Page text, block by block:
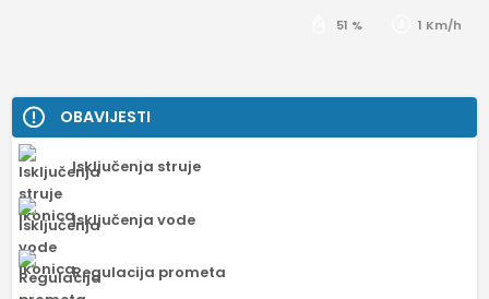
51 % 1 Km/h
OBAVIJESTI
Isključenja struje
Isključenja vode
Regulacija prometa